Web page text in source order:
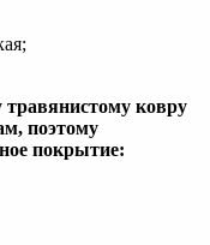
травянистому ковру
поэтому
покрытие: